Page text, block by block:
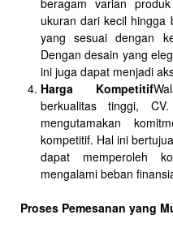
ukuran dari kecil hingga
yang sesuai dengan
Dengan desain yang
ini juga dapat menjadi
Harga Kompetitif
berkualitas tinggi,
mengutamakan
kompetitif. Hal ini
dapat memperoleh
mengalami beban
Proses Pemesanan yang